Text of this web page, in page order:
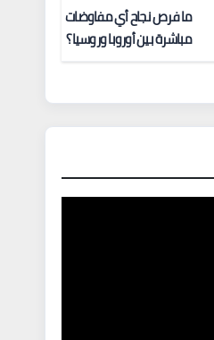
ما فرص نجاح أي مفاوضات
مباشرة بين أوروبا وروسيا؟